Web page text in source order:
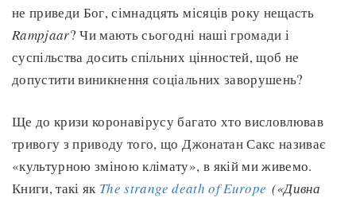
не приведи Бог, сімнадцять місяців року нещасть
Rampjaar? Чи мають сьогодні наші громади і
суспільства досить спільних цінностей, щоб не
допустити виникнення соціальних заворушень?
Ще до кризи коронавірусу багато хто висловлював
тривогу з приводу того, що Джонатан Сакс називає
«культурною зміною клімату», в якій ми живемо.
Книги, такі як The strange death of Europe («Дивна